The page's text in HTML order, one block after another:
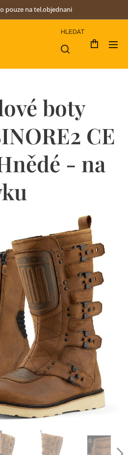
pouze na tel.objednani
HLEDAT
boty
CE
- na